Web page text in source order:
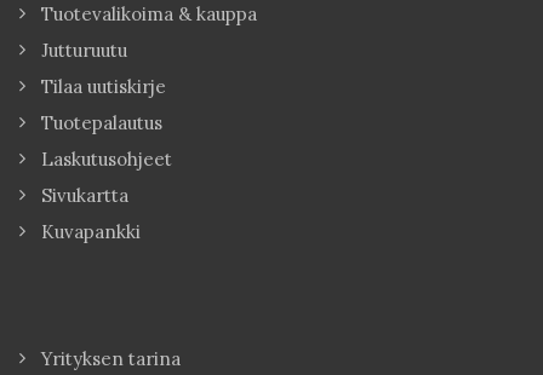
Tuotevalikoima & kauppa
Jutturuutu
Tilaa uutiskirje
Tuotepalautus
Laskutusohjeet
Sivukartta
Kuvapankki
Yrityksen tarina